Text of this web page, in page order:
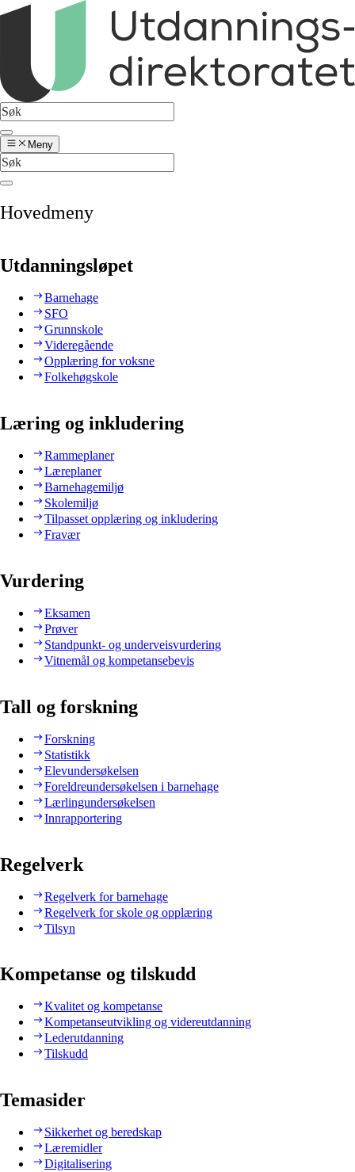
Meny
Hovedmeny
Utdanningsløpet
Barnehage
SFO
Grunnskole
Videregående
Opplæring for voksne
Folkehøgskole
Læring og inkludering
Rammeplaner
Læreplaner
Barnehagemiljø
Skolemiljø
Tilpasset opplæring og inkludering
Fravær
Vurdering
Eksamen
Prøver
Standpunkt- og underveisvurdering
Vitnemål og kompetansebevis
Tall og forskning
Forskning
Statistikk
Elevundersøkelsen
Foreldreundersøkelsen i barnehage
Lærlingundersøkelsen
Innrapportering
Regelverk
Regelverk for barnehage
Regelverk for skole og opplæring
Tilsyn
Kompetanse og tilskudd
Kvalitet og kompetanse
Kompetanseutvikling og videreutdanning
Lederutdanning
Tilskudd
Temasider
Sikkerhet og beredskap
Læremidler
Digitalisering